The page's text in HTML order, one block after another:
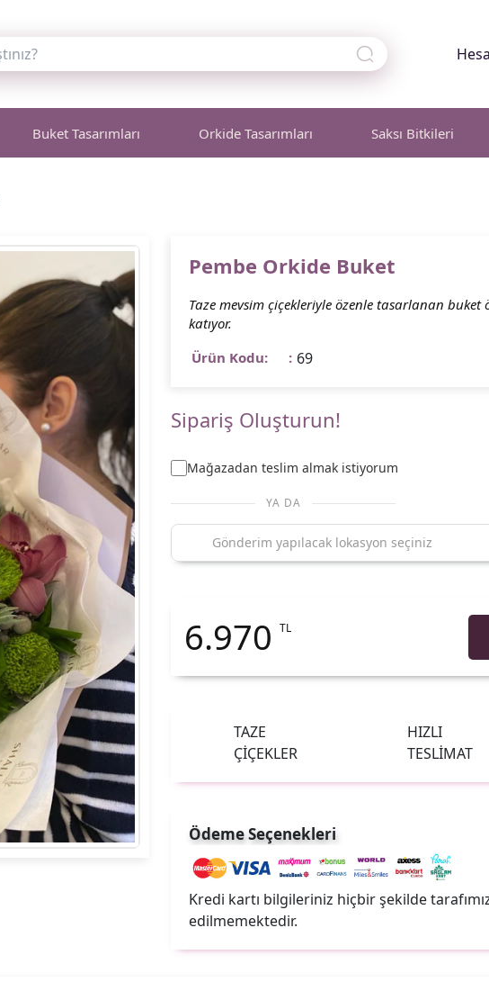
Buket Tasarımları Orkide Tasarımları Saksı Bitkileri
Pembe Orkide Buket
Taze mevsim çiçekleriyle özenle tasarlanan buket
katıyor.
Ürün Kodu:
69
Sipariş Oluşturun!
Mağazadan teslim almak istiyorum
YA DA
6.970 TL
TAZE
ÇİÇEKLER
HIZLI
TESLİMAT
Ödeme Seçenekleri
Kredi kartı bilgileriniz hiçbir şekilde
edilmemektedir.